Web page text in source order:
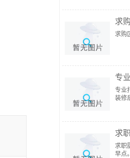
求
求购
专
专业
装修
求
求职
早点